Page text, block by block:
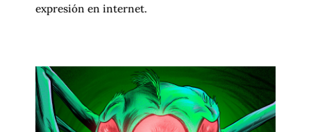
expresión en internet.